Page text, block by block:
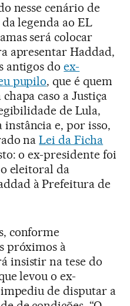
nesse cenário de
legenda ao EL
será colocar
apresentar Haddad,
antigos doex-
pupilo, que é quem
caso a Justiça
de Lula,
instância e, por isso,
naLei da Ficha
o ex-presidente foi
eleitoral da
à Prefeitura de
conforme
próximos à
insistir na tese do
levou o ex-
de disputar a